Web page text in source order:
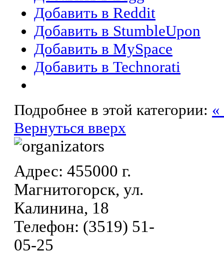
Добавить в Reddit
Добавить в StumbleUpon
Добавить в MySpace
Добавить в Technorati
Подробнее в этой категории:
Вернуться вверх
Адрес: 455000 г.
Магнитогорск, ул.
Калинина, 18
Телефон: (3519) 51-
05-25